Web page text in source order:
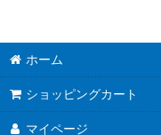
ホーム
ショッピングカート
マイページ